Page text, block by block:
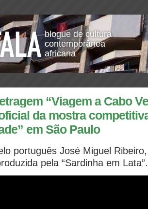
blogue de cultura
contemporânea
africana
“Viagem a Cabo
da mostra
em São Paulo
português José Miguel
pela “Sardinha em Lata”.